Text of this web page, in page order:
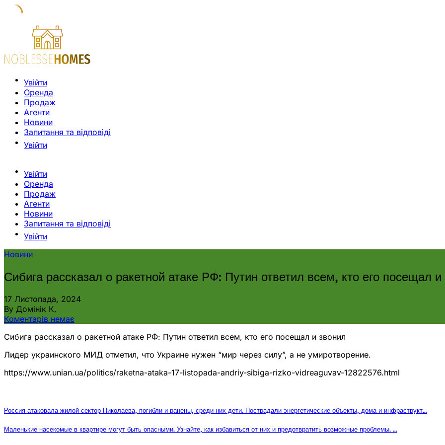
Увійти
Оренда
Продаж
Агенти
Новини
Запитання та відповіді
Увійти
Увійти
Оренда
Продаж
Агенти
Новини
Запитання та відповіді
Увійти
Новини
Сибига рассказал о ракетной атаке РФ: Путин ответил всем, кто его посещал и
17 Листопада, 2024
By Домінік К.
Коментарів немає
Сибига рассказал о ракетной атаке РФ: Путин ответил всем, кто его посещал и звонил
Лидер украинского МИД отметил, что Украине нужен “мир через силу”, а не умиротворение.
https://www.unian.ua/politics/raketna-ataka-17-listopada-andriy-sibiga-rizko-vidreaguvav-12822576.html
Россия атаковала жилой сектор Николаева, погибли и ранены, среди них дети. Пострадали энергетические объекты, дома и инфраструкт…
Маленькие насекомые в квартире могут быть опасными. Узнайте, как избавиться от них и предотвратить возможные проблемы. …